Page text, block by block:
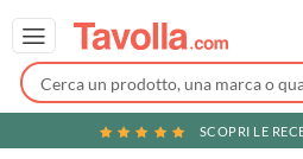
SCOPRI LE